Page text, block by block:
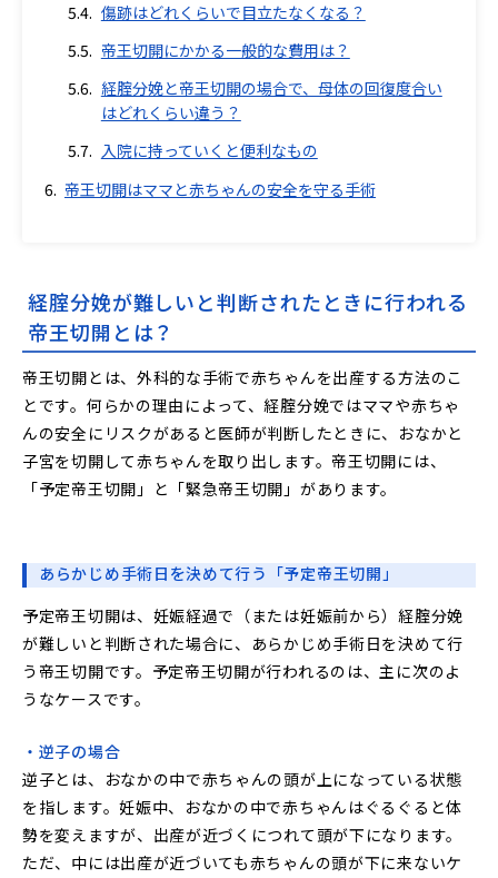
傷跡はどれくらいで目立たなくなる？
帝王切開にかかる一般的な費用は？
経腟分娩と帝王切開の場合で、母体の回復度合い
はどれくらい違う？
入院に持っていくと便利なもの
帝王切開はママと赤ちゃんの安全を守る手術
経腟分娩が難しいと判断されたときに行われる
帝王切開とは？
帝王切開とは、外科的な手術で赤ちゃんを出産する方法のこ
とです。何らかの理由によって、経腟分娩ではママや赤ちゃ
んの安全にリスクがあると医師が判断したときに、おなかと
子宮を切開して赤ちゃんを取り出します。帝王切開には、
「予定帝王切開」と「緊急帝王切開」があります。
あらかじめ手術日を決めて行う「予定帝王切開」
予定帝王切開は、妊娠経過で（または妊娠前から）経腟分娩
が難しいと判断された場合に、あらかじめ手術日を決めて行
う帝王切開です。予定帝王切開が行われるのは、主に次のよ
うなケースです。
・逆子の場合
逆子とは、おなかの中で赤ちゃんの頭が上になっている状態
を指します。妊娠中、おなかの中で赤ちゃんはぐるぐると体
勢を変えますが、出産が近づくにつれて頭が下になります。
ただ、中には出産が近づいても赤ちゃんの頭が下に来ないケ